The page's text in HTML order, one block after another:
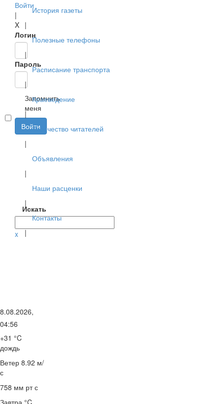
Войти
|
X
Логин
Пароль
Запомнить
меня
Войти
Искать
x
История газеты
|
Полезные телефоны
|
Расписание транспорта
|
Краеведение
|
Творчество читателей
|
Объявления
|
Наши расценки
|
Контакты
|
8.08.2026,
04:56
+31 °C
дождь
Ветер 8.92 м/
с
758 мм рт с
Завтра °C,